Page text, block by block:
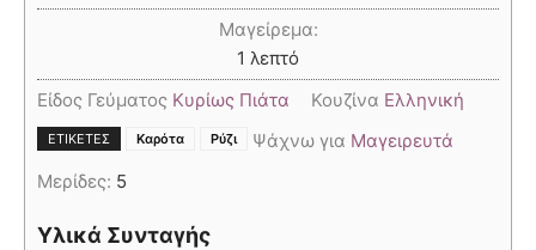
Μαγείρεμα:
1 λεπτό
Είδος Γεύματος Κυρίως Πιάτα Κουζίνα Ελληνική
ΕΤΙΚΈΤΕΣ Καρότα Ρύζι Ψάχνω για Μαγειρευτά
Μερίδες: 5
Υλικά Συνταγής